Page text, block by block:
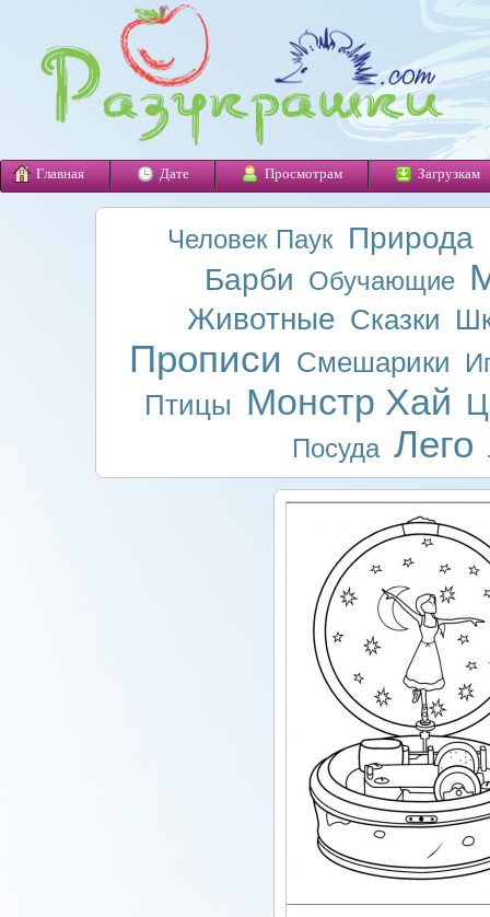
Главная Дате Просмотрам Загрузкам
Человек Паук Природа
Барби Обучающие
Животные Сказки
Прописи Смешарики
Птицы Монстр Хай
Посуда Лего